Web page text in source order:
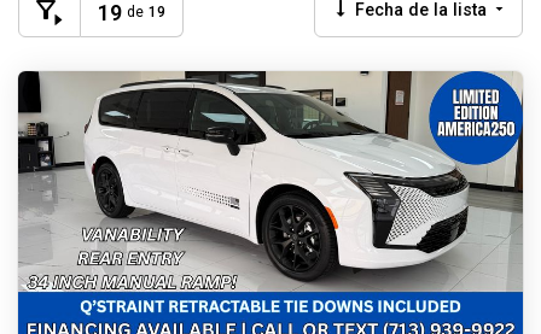
19 de 19 Fecha de la lista